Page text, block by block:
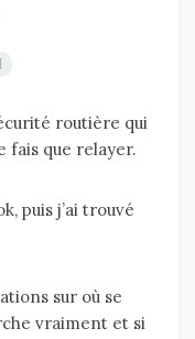
routière qui
fais que relayer.
puis j’ai trouvé
sur où se
vraiment et si